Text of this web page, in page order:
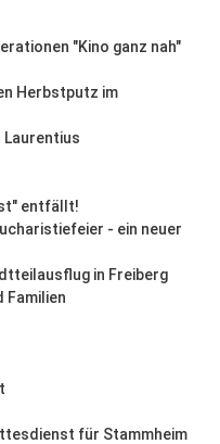
"Kino ganz nah"
Herbstputz im
Laurentius
entfällt!
- ein neuer
in Freiberg
Familien
für Stammheim